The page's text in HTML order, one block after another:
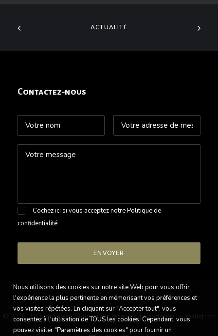
ACTUALITÉ
Contactez-nous
Cochez ici si vous acceptez notrePolitique de
confidentialité
© 2026 LL Classic Cars. | Tous droits réservés. |webdesign by Yaëlle|com
Nous utilisons des cookies sur notre site Web pour vous offrir
l'expérience la plus pertinente en mémorisant vos préférences et
vos visites répétées. En cliquant sur "Accepter tout", vous
consentez à l'utilisation de TOUS les cookies. Cependant, vous
pouvez visiter "Paramètres des cookies" pour fournir un